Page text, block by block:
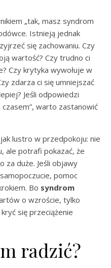
„tak, masz syndrom
Istnieją jednak
się zachowaniu. Czy
wartość? Czy trudno ci
Czy krytyka wywołuje w
zdarza ci się umniejszać
Jeśli odpowiedzi
czasem”, warto zastanowić
lustro w przedpokoju: nie
ale potrafi pokazać, że
za duże. Jeśli objawy
pomoc
Bo syndrom
o wzroście, tylko
się przeciążenie
radzić?